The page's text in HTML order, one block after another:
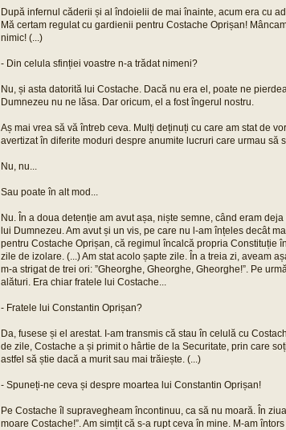
După infernul căderii și al îndoielii de mai înainte, acum era cu
Mă certam regulat cu gardienii pentru Costache Oprișan!
nimic! (...)
- Din celula sfinției voastre n-a trădat nimeni?
Nu, și asta datorită lui Costache. Dacă nu era el, poate ne
Dumnezeu nu ne lăsa. Dar oricum, el a fost îngerul nostru.
Aș mai vrea să vă întreb ceva. Mulți deținuți cu care am stat de
avertizat în diferite moduri despre anumite lucruri care urmau să
Nu, nu...
Sau poate în alt mod...
Nu. În a doua detenție am avut așa, niște semne, când eram
lui Dumnezeu. Am avut și un vis, pe care nu l-am înțeles decât
pentru Costache Oprișan, că regimul încalcă propria Constituție
zile de izolare. (...) Am stat acolo șapte zile. În a treia zi, aveam
m-a strigat de trei ori: ”Gheorghe, Gheorghe, Gheorghe!”. Pe
alături. Era chiar fratele lui Costache...
- Fratele lui Constantin Oprișan?
Da, fusese și el arestat. I-am transmis că stau în celulă cu
de zile, Costache a și primit o hârtie de la Securitate, prin care
astfel să știe dacă a murit sau mai trăiește. (...)
- Spuneți-ne ceva și despre moartea lui Constantin Oprișan!
Pe Costache îl supravegheam încontinuu, ca să nu moară. În
moare Costache!”. Am simțit că s-a rupt ceva în mine. M-am